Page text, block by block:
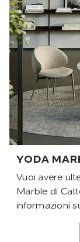
YODA
Vuoi avere
Marble di
informazioni